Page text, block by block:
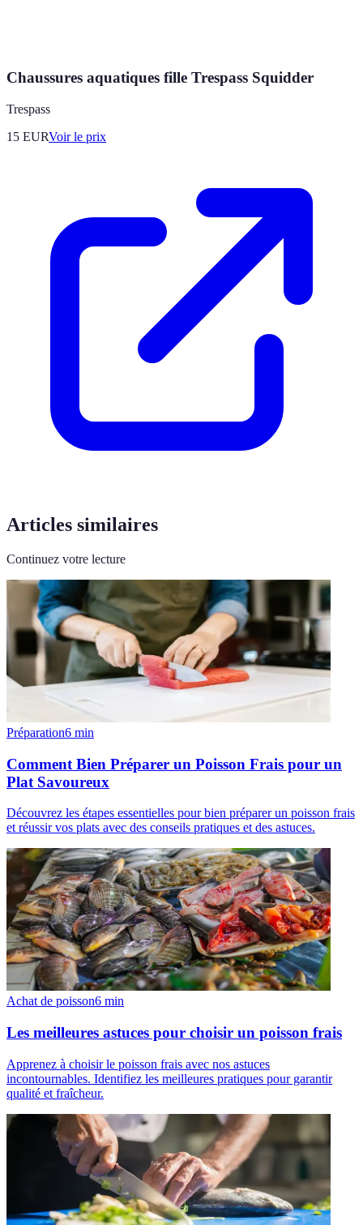
Chaussures aquatiques fille Trespass Squidder
Trespass
15 EURVoir le prix
Articles similaires
Continuez votre lecture
Préparation6 min
Comment Bien Préparer un Poisson Frais pour un
Plat Savoureux
Découvrez les étapes essentielles pour bien préparer un poisson frais
et réussir vos plats avec des conseils pratiques et des astuces.
Achat de poisson6 min
Les meilleures astuces pour choisir un poisson frais
Apprenez à choisir le poisson frais avec nos astuces
incontournables. Identifiez les meilleures pratiques pour garantir
qualité et fraîcheur.